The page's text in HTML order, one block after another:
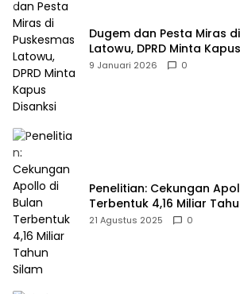
Dugem dan Pesta Miras
Latowu, DPRD Minta
9 Januari 2026 0
Penelitian: Cekungan
Terbentuk 4,16 Miliar
21 Agustus 2025 0